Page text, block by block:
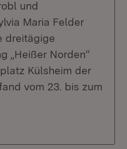
und
Maria Felder
dreitägige
„Heißer Norden“
Külsheim der
vom 23. bis zum